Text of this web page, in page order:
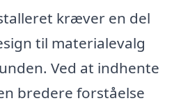
kræver en del
til materialevalg
Ved at indhente
bredere forståelse